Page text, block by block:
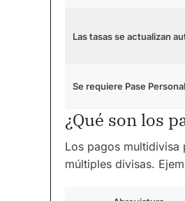
Las tasas se actualizan
Se requiere Pase Personal
¿Qué son los
Los pagos multidivisa
múltiples divisas.